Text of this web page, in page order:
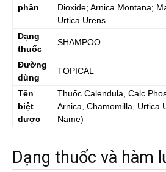
phần
Dioxide; Arnica Montana;
Urtica Urens
Dạng
thuốc
SHAMPOO
Đường
dùng
TOPICAL
Tên
biệt
dược
Thuốc Calendula, Calc
Arnica, Chamomilla, Urtica
Name)
Dạng thuốc và hàm